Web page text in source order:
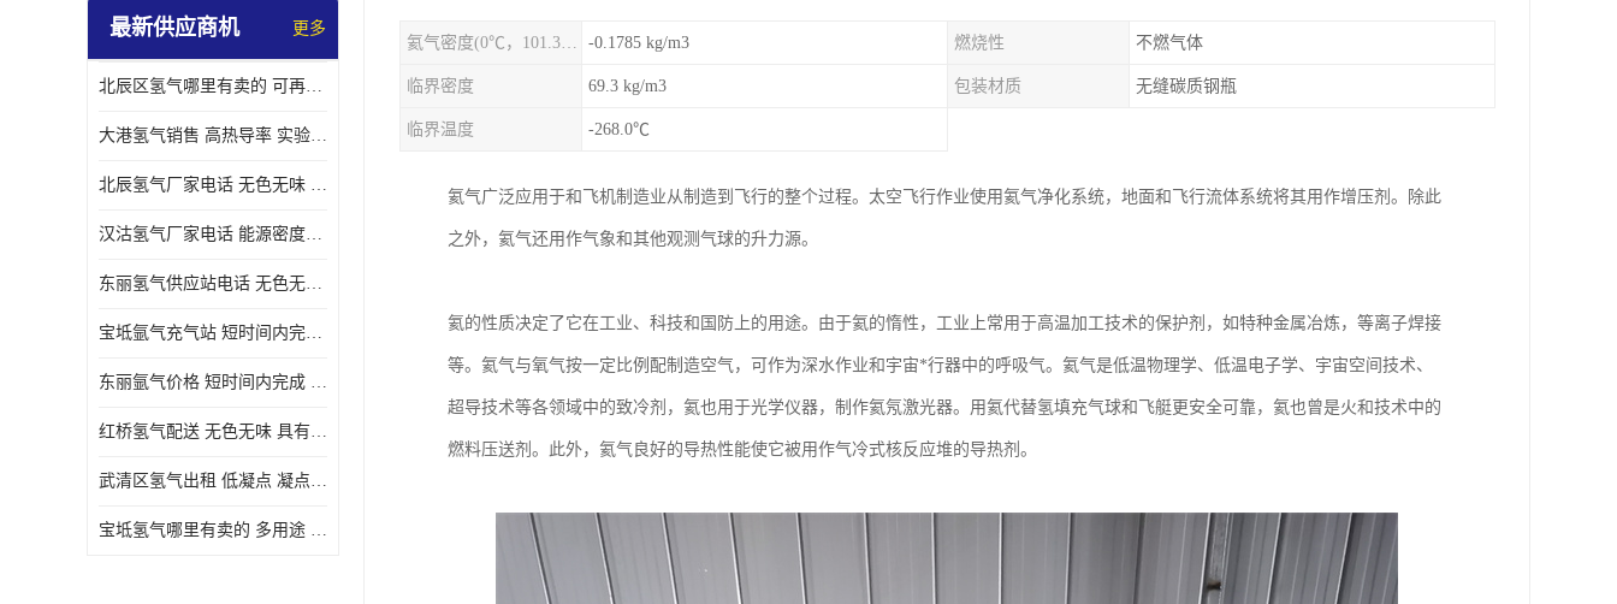
最新供应商机 更多
北辰区氢气哪里有卖的 可再生 实验室应用
大港氢气销售 高热导率 实验室应用
北辰氢气厂家电话 无色无味 凝点为-259
汉沽氢气厂家电话 能源密度高 储存和传输便利
东丽氢气供应站电话 无色无味 储存和传输便利
宝坻氩气充气站 短时间内完成 人员经过培训
东丽氩气价格 短时间内完成 物流管理优良
红桥氢气配送 无色无味 具有较低的密度
武清区氢气出租 低凝点 凝点为-259
宝坻氢气哪里有卖的 多用途 可以在空气中上升
氦气密度(0℃，101.325kPa) -0.1785 kg/m3 燃烧性 不燃气体
临界密度 69.3 kg/m3 包装材质 无缝碳质钢瓶
临界温度 -268.0℃
氦气广泛应用于和飞机制造业从制造到飞行的整个过程。太空飞行作业使用氦气净化系统，地面和飞行流体系统将其用作增压剂。除此
之外，氦气还用作气象和其他观测气球的升力源。
氦的性质决定了它在工业、科技和国防上的用途。由于氦的惰性，工业上常用于高温加工技术的保护剂，如特种金属冶炼，等离子焊接
等。氦气与氧气按一定比例配制造空气，可作为深水作业和宇宙*行器中的呼吸气。氦气是低温物理学、低温电子学、宇宙空间技术、
超导技术等各领域中的致冷剂，氦也用于光学仪器，制作氦氖激光器。用氦代替氢填充气球和飞艇更安全可靠，氦也曾是火和技术中的
燃料压送剂。此外，氦气良好的导热性能使它被用作气冷式核反应堆的导热剂。